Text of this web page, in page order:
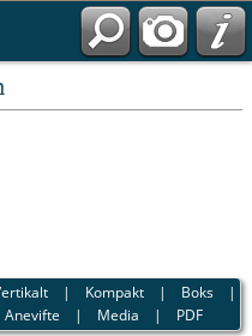
| Kompakt | Boks |
Anevifte | Media | PDF